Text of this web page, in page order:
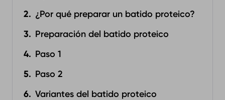
¿Por qué preparar un batido proteico?
Preparación del batido proteico
Paso 1
Paso 2
Variantes del batido proteico